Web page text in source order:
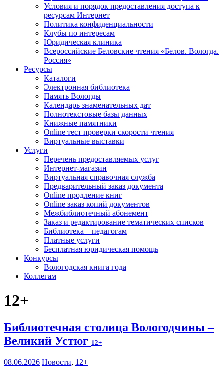
Условия и порядок предоставления доступа к
ресурсам Интернет
Политика конфиденциальности
Клубы по интересам
Юридическая клиника
Всероссийские Беловские чтения «Белов. Вологда.
Россия»
Ресурсы
Каталоги
Электронная библиотека
Память Вологды
Календарь знаменательных дат
Полнотекстовые базы данных
Книжные памятники
Online тест проверки скорости чтения
Виртуальные выставки
Услуги
Перечень предоставляемых услуг
Интернет-магазин
Виртуальная справочная служба
Предварительный заказ документа
Online продление книг
Online заказ копий документов
Межбиблиотечный абонемент
Заказ и редактирование тематических списков
Библиотека – педагогам
Платные услуги
Бесплатная юридическая помощь
Конкурсы
Вологодская книга года
Коллегам
12+
Библиотечная столица Вологодчины –
Великий Устюг 12+
08.06.2026 Новости, 12+